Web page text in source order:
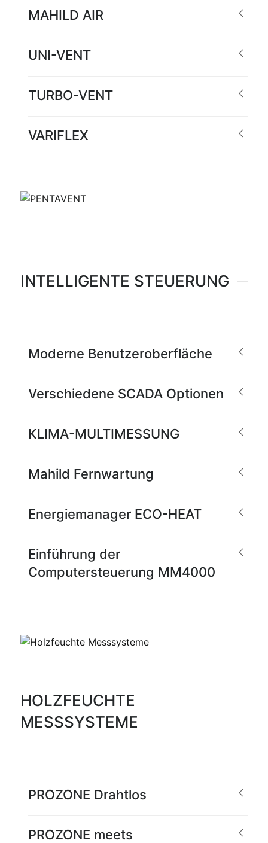
MAHILD AIR
UNI-VENT
TURBO-VENT
VARIFLEX
INTELLIGENTE STEUERUNG
Moderne Benutzeroberfläche
Verschiedene SCADA Optionen
KLIMA-MULTIMESSUNG
Mahild Fernwartung
Energiemanager ECO-HEAT
Einführung der
Computersteuerung MM4000
HOLZFEUCHTE
MESSSYSTEME
PROZONE Drahtlos
PROZONE meets